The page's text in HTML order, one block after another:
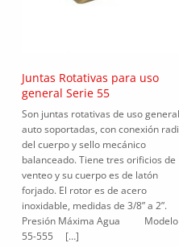
Juntas Rotativas para uso
general Serie 55
Son juntas rotativas de uso
auto soportadas, con conexión
del cuerpo y sello mecánico
balanceado. Tiene tres orificios de
venteo y su cuerpo es de latón
forjado. El rotor es de acero
inoxidable, medidas de 3/8” a 2”.
Presión Máxima Agua Modelo
55-555 […]